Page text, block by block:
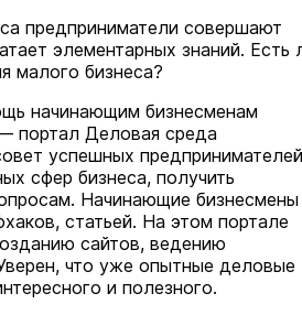
На ощупь. Путеводитель по
предприниматели совершают
элементарных знаний. Есть
малого бизнеса?
начинающим бизнесменам
портал Деловая среда
успешных
сфер бизнеса, получить
Начинающие бизнесмены
статьей. На этом портале
сайтов, ведению
что уже опытные деловые
и полезного.